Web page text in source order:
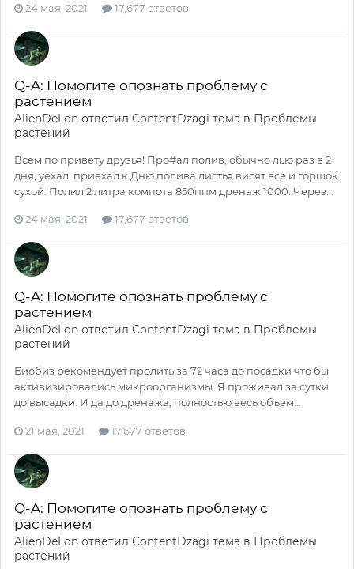
24 мая, 2021 17,677 ответов
Q-A: Помогите опознать проблему с
растением
AlienDeLon ответил ContentDzagi тема в Проблемы
растений
Всем по привету друзья! Про#ал полив, обычно лью раз в 2
дня, уехал, приехал к Дню полива листья висят все и горшок
сухой. Полил 2 литра компота 850ппм дренаж 1000. Через...
24 мая, 2021 17,677 ответов
Q-A: Помогите опознать проблему с
растением
AlienDeLon ответил ContentDzagi тема в Проблемы
растений
Биобиз рекомендует пролить за 72 часа до посадки что бы
активизировались микроорганизмы. Я проживал за сутки
до высадки. И да до дренажа, полностью весь объем...
21 мая, 2021 17,677 ответов
Q-A: Помогите опознать проблему с
растением
AlienDeLon ответил ContentDzagi тема в Проблемы
растений